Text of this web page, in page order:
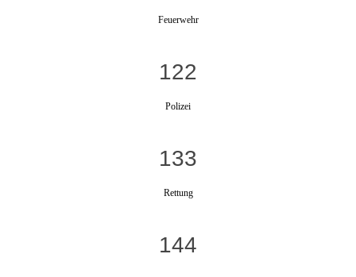
Feuerwehr
122
Polizei
133
Rettung
144